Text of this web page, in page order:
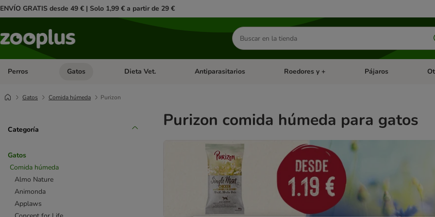
ENVÍO GRATIS desde 49 € | Solo 1,99 € a partir de 29 €
Buscar
productos
Perros Menú de categoria abierto: Perros
Gatos Menú de categoria abierto: Gatos
Dieta Vet. Menú de categoria abierto: Dieta Vet.
Antiparasitarios Menú de categoria abierto: Antiparasitarios
Roedores y + Menú de categoria
Pájaros
Gatos Comida húmeda Purizon
Categoría
Gatos
Comida húmeda
Almo Nature
Animonda
Applaws
Purizon comida húmeda para gatos